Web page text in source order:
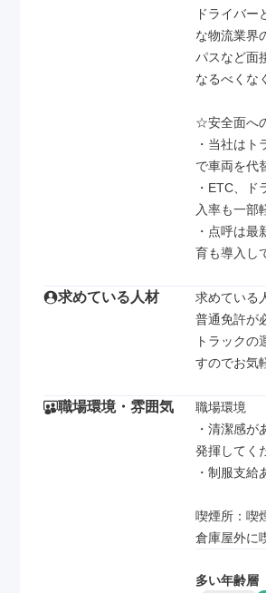
ドライバ
な物流業界
パスなど面
なるべくな
☆安全面へ
・当社は
で車両を代
・ETC、
入率も一部
・点呼は
育も導入し
求めている人材
求めている
普通免許が
トラックの
すのでお気
職場環境・雰囲気
職場環境
・清潔感
発揮してく
・制服支給
喫煙所：喫
倉庫屋外に
多い年齢層